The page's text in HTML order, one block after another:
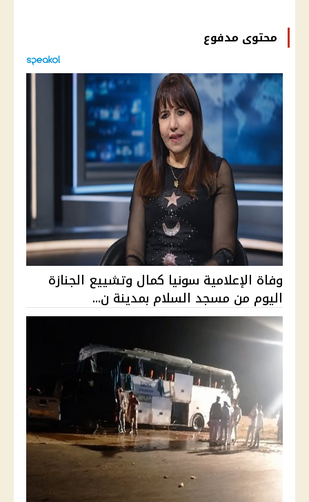
محتوى مدفوع
وفاة الإعلامية سونيا كمال وتشييع الجنازة
اليوم من مسجد السلام بمدينة ن...